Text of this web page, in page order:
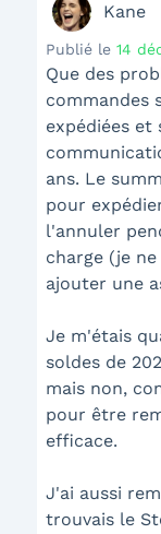
Kane
Publié le 14
Que des
commandes
expédiées et
ans. Le
pour
l'annuler
charge (je
ajouter une
Je m'étais
soldes de
mais non,
pour être
efficace.
J'ai aussi
trouvais le